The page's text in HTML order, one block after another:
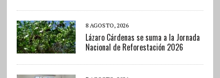
8 AGOSTO, 2026
Lázaro Cárdenas se suma a la Jornada
Nacional de Reforestación 2026